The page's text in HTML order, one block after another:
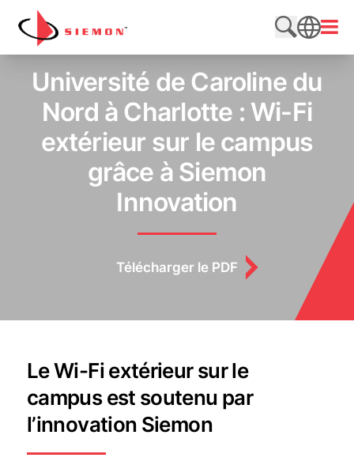
Aller au contenu
SEARCH
Université de Caroline du
Nord à Charlotte : Wi-Fi
extérieur sur le campus
grâce à Siemon
Innovation
Télécharger le PDF
Le Wi-Fi extérieur sur le
campus est soutenu par
l’innovation Siemon